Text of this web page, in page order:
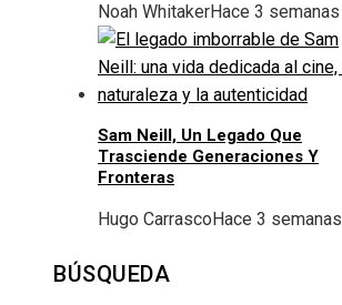
Noah WhitakerHace 3 semanas
Sam Neill, Un Legado Que
Trasciende Generaciones Y
Fronteras
Hugo Carrasco Hace 3 semanas
BÚSQUEDA